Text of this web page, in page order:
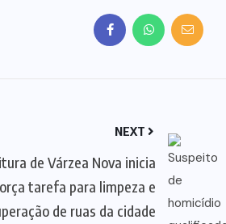
NEXT
de Várzea Nova inicia
tarefa para limpeza e
de ruas da cidade